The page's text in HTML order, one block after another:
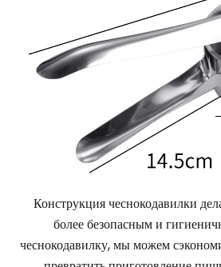
Конструкция чеснокодавилки
более безопасным и
чеснокодавилку, мы можем